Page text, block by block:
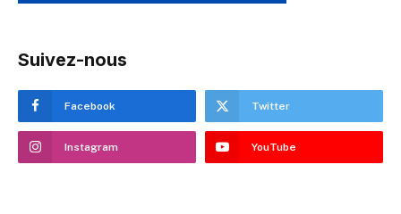
Suivez-nous
Facebook Twitter
Instagram YouTube